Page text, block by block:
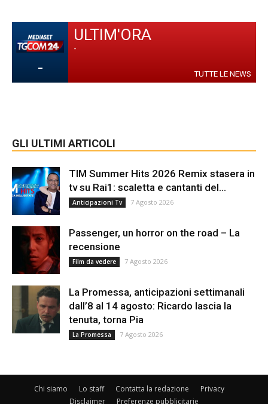
-
ULTIM'ORA
-
TUTTE LE NEWS
GLI ULTIMI ARTICOLI
TIM Summer Hits 2026 Remix stasera in
tv su Rai1: scaletta e cantanti del...
Anticipazioni Tv 7 Agosto 2026
Passenger, un horror on the road – La
recensione
Film da vedere 7 Agosto 2026
La Promessa, anticipazioni settimanali
dall’8 al 14 agosto: Ricardo lascia la
tenuta, torna Pia
La Promessa 7 Agosto 2026
Chi siamo Lo staff Contatta la redazione
Privacy
Disclaimer
Preferenze pubblicitarie